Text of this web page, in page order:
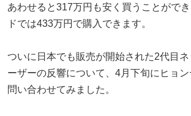
あわせると317万円も安く買うことがで
ドでは433万円で購入できます。
ついに日本でも販売が開始された2代目
ーザーの反響について、4月下旬にヒョ
問い合わせてみました。